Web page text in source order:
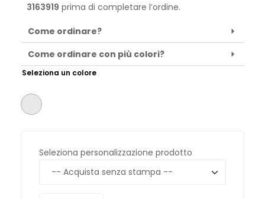
3163919 prima di completare l’ordine.
Come ordinare?
Come ordinare con più colori?
Seleziona un colore
Seleziona personalizzazione prodotto